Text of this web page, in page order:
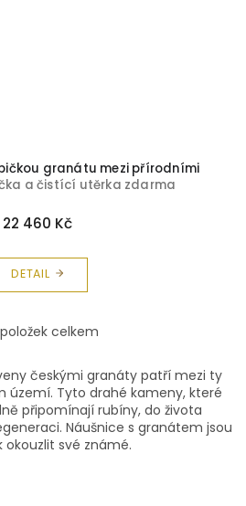
granátu mezi přírodními
a čistící utěrka zdarma
22 460 Kč
DETAIL
O
l
á
d
a
c
položek celkem
českými granáty patří mezi ty
území. Tyto drahé kameny, které
připomínají rubíny, do života
Náušnice s granátem jsou
okouzlit své známé.